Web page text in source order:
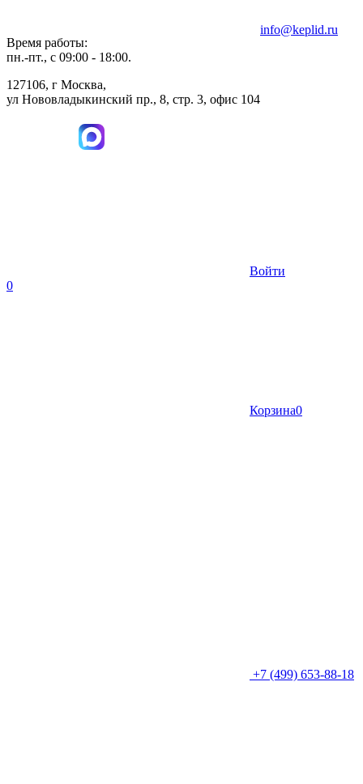
Время работы:
пн.-пт., с 09:00 - 18:00.
127106, г Москва,
ул Нововладыкинский пр., 8, стр. 3, офис 104
info@keplid.ru
Войти
0
Корзина0
+7 (499) 653-88-18